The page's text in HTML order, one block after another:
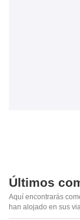
Últimos
Aquí encontrarás
han alojado en sus